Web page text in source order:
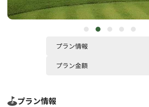
プラン情報
プラン金額
プラン情報